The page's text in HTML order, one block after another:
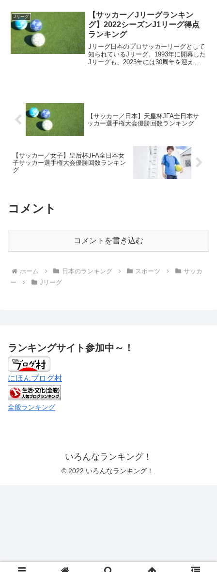
30年以上の月日が流れ、日本サッカー界
に多大なる貢献...
Jリーグ
【サッカー／Jリーグランキン
グ】2022シーズンJ1リーグ得点
ランキング
Jリーグ日本のプロサッカーリーグとして
知られているJリーグ。1993年に開幕した
Jリーグも、2023年には30周年を迎えて
【サッカー／日本】天皇杯JFA全日本サ
ッカー選手権大会優勝回数ランキング
【サッカー／女子】皇后杯JFA全日本女
子サッカー選手権大会優勝回数ランキン
グ
コメント
コメントを書き込む
ホーム 日本のランキング スポーツ
サッカ
ー
Jリーグ
ランキングサイト参加中～！
にほんブログ村
全般ランキング
いろんなランキング！
© 2022 いろんなランキング！.